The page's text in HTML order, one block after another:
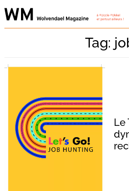
Skip
to
Tag:
Le